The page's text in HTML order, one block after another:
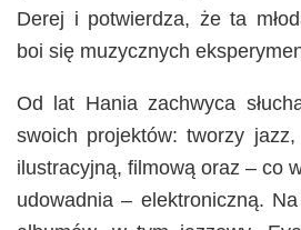
Derej i potwierdza, że ta
boi się muzycznych
Od lat Hania zachwyca
swoich projektów: tworzy
ilustracyjną, filmową oraz – co
udowadnia – elektroniczną.